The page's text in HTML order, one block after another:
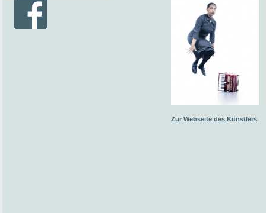
Zur Webseite des Künstlers